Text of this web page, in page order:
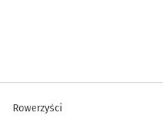
Rowerzyści